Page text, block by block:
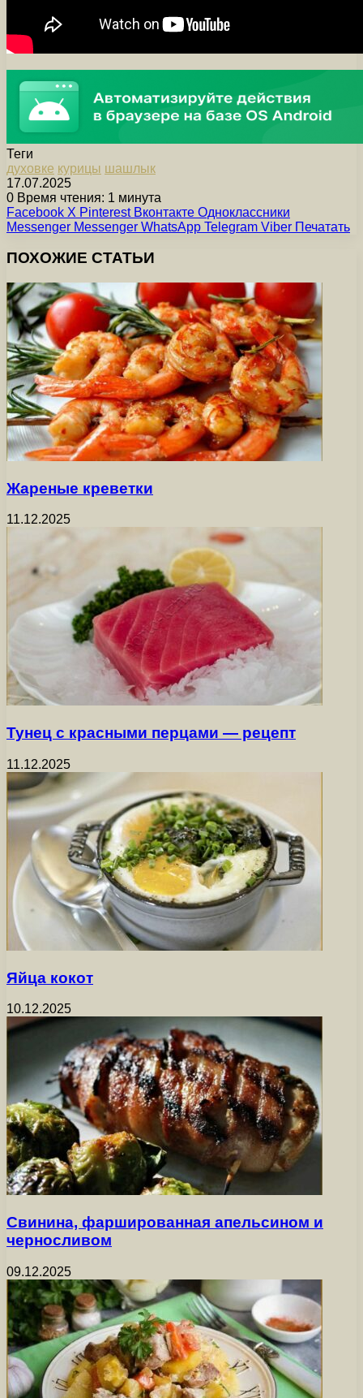
Теги
духовке курицы шашлык
17.07.2025
0 Время чтения: 1 минута
Facebook X Pinterest Вконтакте Одноклассники
Messenger Messenger WhatsApp Telegram Viber Печатать
ПОХОЖИЕ СТАТЬИ
Жареные креветки
11.12.2025
Тунец с красными перцами — рецепт
11.12.2025
Яйца кокот
10.12.2025
Свинина, фаршированная апельсином и
черносливом
09.12.2025